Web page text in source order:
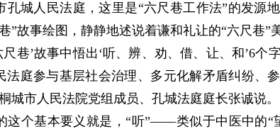
城人民法庭，这里是“六尺巷工作法”的发源
”故事绘图，静静地述说着谦和礼让的“六尺巷”
’故事中悟出‘听、辨、劝、借、让、和’6个
法庭参与基层社会治理、多元化解矛盾纠纷、
城市人民法院党组成员、孔城法庭庭长张诚说。
个基本要义就是，“听”——类似于中医中的“